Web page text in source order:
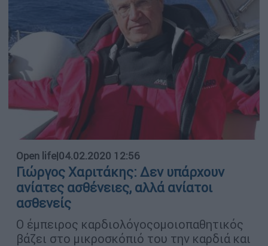
Open life|04.02.2020 12:56
Γιώργος Χαριτάκης: Δεν υπάρχουν
ανίατες ασθένειες, αλλά ανίατοι
ασθενείς
Ο έμπειρος καρδιολόγοςομοιοπαθητικός
βάζει στο μικροσκόπιό του την καρδιά και